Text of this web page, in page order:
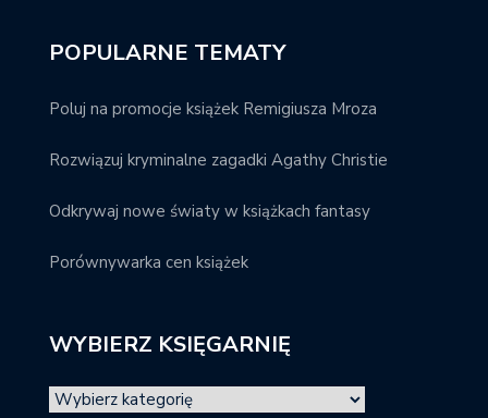
POPULARNE TEMATY
Poluj na promocje książek Remigiusza Mroza
Rozwiązuj kryminalne zagadki Agathy Christie
Odkrywaj nowe światy w książkach fantasy
Porównywarka cen książek
WYBIERZ KSIĘGARNIĘ